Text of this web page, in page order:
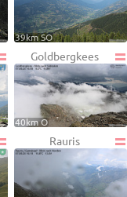
39km SO
Goldbergkees
40km O
Rauris